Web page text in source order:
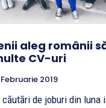
aleg românii
CV-uri
2019
de joburi din luna